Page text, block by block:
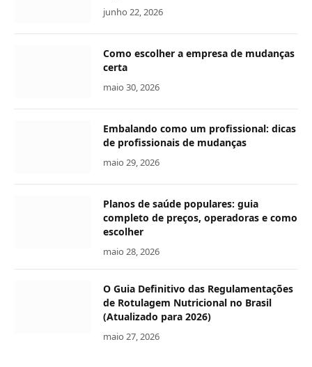
junho 22, 2026
Como escolher a empresa de mudanças
certa
maio 30, 2026
Embalando como um profissional: dicas
de profissionais de mudanças
maio 29, 2026
Planos de saúde populares: guia
completo de preços, operadoras e como
escolher
maio 28, 2026
O Guia Definitivo das Regulamentações
de Rotulagem Nutricional no Brasil
(Atualizado para 2026)
maio 27, 2026